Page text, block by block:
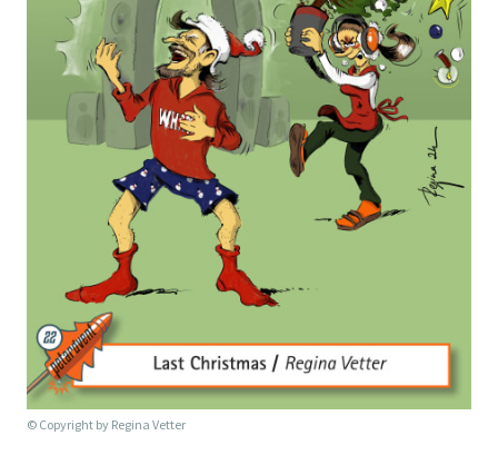
© Copyright by Regina Vetter